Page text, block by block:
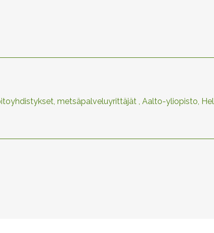
metsäpalveluyrittäjät , Aalto-yliopisto,